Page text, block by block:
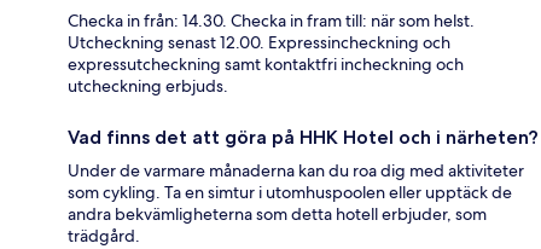
Checka in från: 14.30. Checka in fram till: när som helst.
Utcheckning senast 12.00. Expressincheckning och
expressutcheckning samt kontaktfri incheckning och
utcheckning erbjuds.
Vad finns det att göra på HHK Hotel och i närheten?
Under de varmare månaderna kan du roa dig med aktiviteter
som cykling. Ta en simtur i utomhuspoolen eller upptäck de
andra bekvämligheterna som detta hotell erbjuder, som
trädgård.